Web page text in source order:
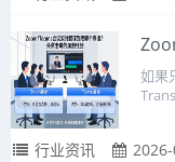
如果
行业资讯